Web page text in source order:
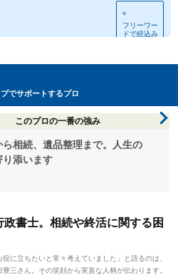
＋
フリーワー
ドで絞込み
でサポートするプロ
このプロの一番の強み
ら相続、遺品整理まで。人生の
り添います
書士。相続や終活に関する困
に立ちたいと常々考えていました」と語るのは、
三さん。その笑顔から実直な人柄が伝わります。